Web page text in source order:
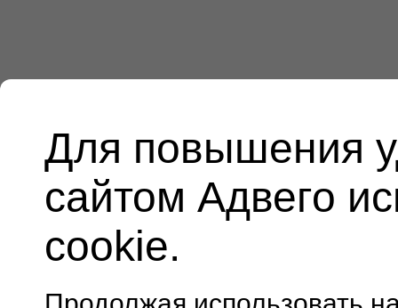
Для повышения
сайтом Адвего
cookie.